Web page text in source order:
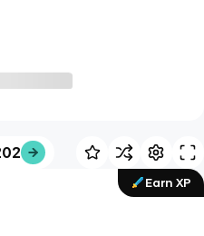
Earn XP